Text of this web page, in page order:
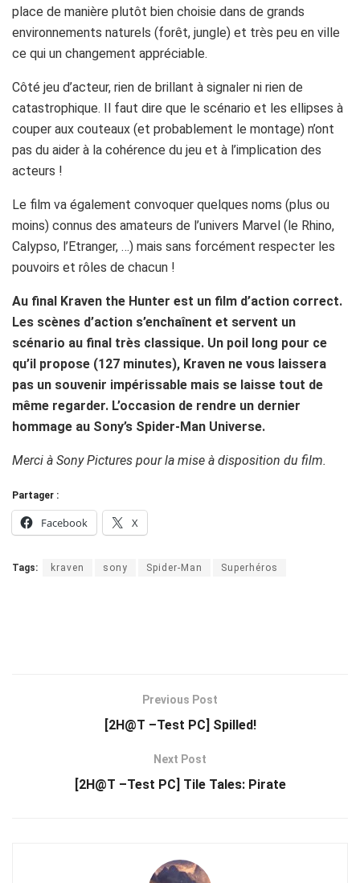
place de manière plutôt bien choisie dans de grands
environnements naturels (forêt, jungle) et très peu en ville
ce qui un changement appréciable.
Côté jeu d’acteur, rien de brillant à signaler ni rien de
catastrophique. Il faut dire que le scénario et les ellipses à
couper aux couteaux (et probablement le montage) n’ont
pas du aider à la cohérence du jeu et à l’implication des
acteurs !
Le film va également convoquer quelques noms (plus ou
moins) connus des amateurs de l’univers Marvel (le Rhino,
Calypso, l’Etranger, …) mais sans forcément respecter les
pouvoirs et rôles de chacun !
Au final Kraven the Hunter est un film d’action correct.
Les scènes d’action s’enchaînent et servent un
scénario au final très classique. Un poil long pour ce
qu’il propose (127 minutes), Kraven ne vous laissera
pas un souvenir impérissable mais se laisse tout de
même regarder. L’occasion de rendre un dernier
hommage au Sony’s Spider-Man Universe.
Merci à Sony Pictures pour la mise à disposition du film.
Partager :
Facebook X
Tags: kraven sony Spider-Man Superhéros
Previous Post
[2H@T –Test PC] Spilled!
Next Post
[2H@T –Test PC] Tile Tales: Pirate